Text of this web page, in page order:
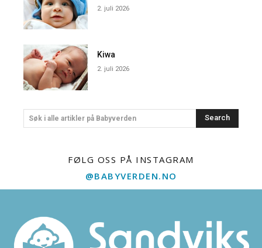
2. juli 2026
Kiwa
2. juli 2026
Søk i alle artikler på Babyverden Search
FØLG OSS PÅ INSTAGRAM
@BABYVERDEN.NO